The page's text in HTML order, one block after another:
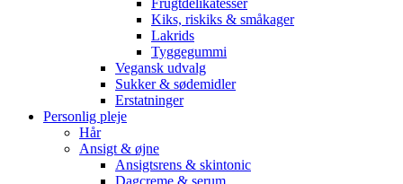
Frugtdelikatesser
Kiks, riskiks & småkager
Lakrids
Tyggegummi
Vegansk udvalg
Sukker & sødemidler
Erstatninger
Personlig pleje
Hår
Ansigt & øjne
Ansigtsrens & skintonic